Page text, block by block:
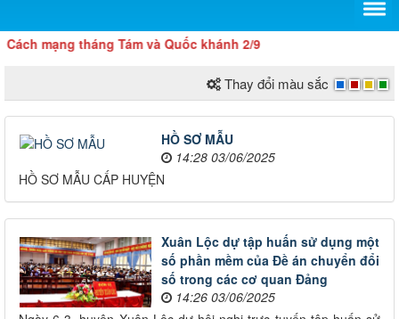
mạng tháng Tám và Quốc khánh 2/9
Thay đổi màu sắc
HỒ SƠ MẪU
14:28 03/06/2025
HỒ SƠ MẪU CẤP HUYỆN
Xuân Lộc dự tập huấn sử dụng một
số phần mềm của Đề án chuyển đổi
số trong các cơ quan Đảng
14:26 03/06/2025